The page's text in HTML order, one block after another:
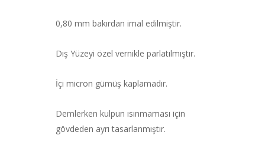
0,80 mm bakırdan imal edilmiştir.
Dış Yüzeyi özel vernikle parlatılmıştır.
İçi micron gümüş kaplamadır.
Demlerken kulpun ısınmaması için
gövdeden ayrı tasarlanmıştır.